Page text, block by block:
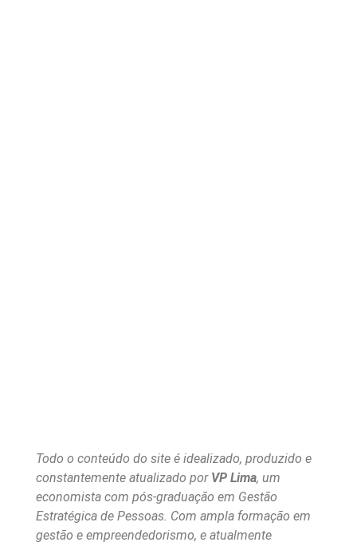
Todo o conteúdo do site é idealizado, produzido e
constantemente atualizado por VP Lima, um
economista com pós-graduação em Gestão
Estratégica de Pessoas. Com ampla formação em
gestão e empreendedorismo, e atualmente